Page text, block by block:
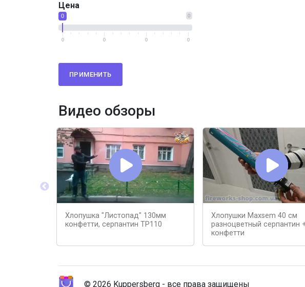
Цена
0
0
0 0 0 0
ПРИМЕНИТЬ
Видео обзоры
Хлопушка "Листопад" 130мм
конфетти, серпантин ТР110
Хлопушки Maxsem 40 см
разноцветный серпантин
конфетти
© 2026 Kuppersberg - все права защищены